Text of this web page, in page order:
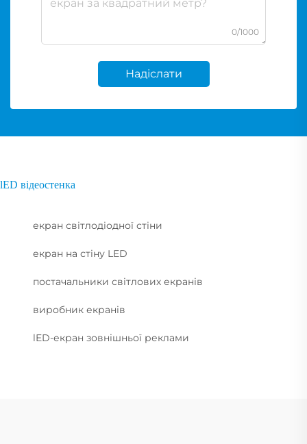
0/1000
Надіслати
lED відеостенка
екран світлодіодної стіни
екран на стіну LED
постачальники світлових екранів
виробник екранів
lED-екран зовнішньої реклами